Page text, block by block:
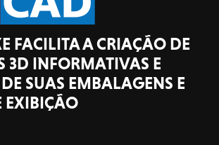
FACILITA A CRIAÇÃO DE
3D INFORMATIVAS E
SUAS EMBALAGENS E
EXIBIÇÃO